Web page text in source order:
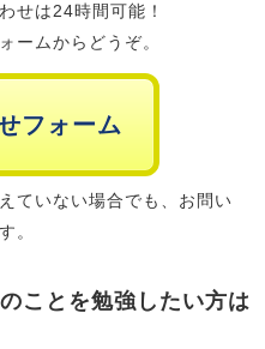
せは24時間可能！
ームからどうぞ。
フォーム
ていない場合でも、お問い
。
ことを勉強したい方は